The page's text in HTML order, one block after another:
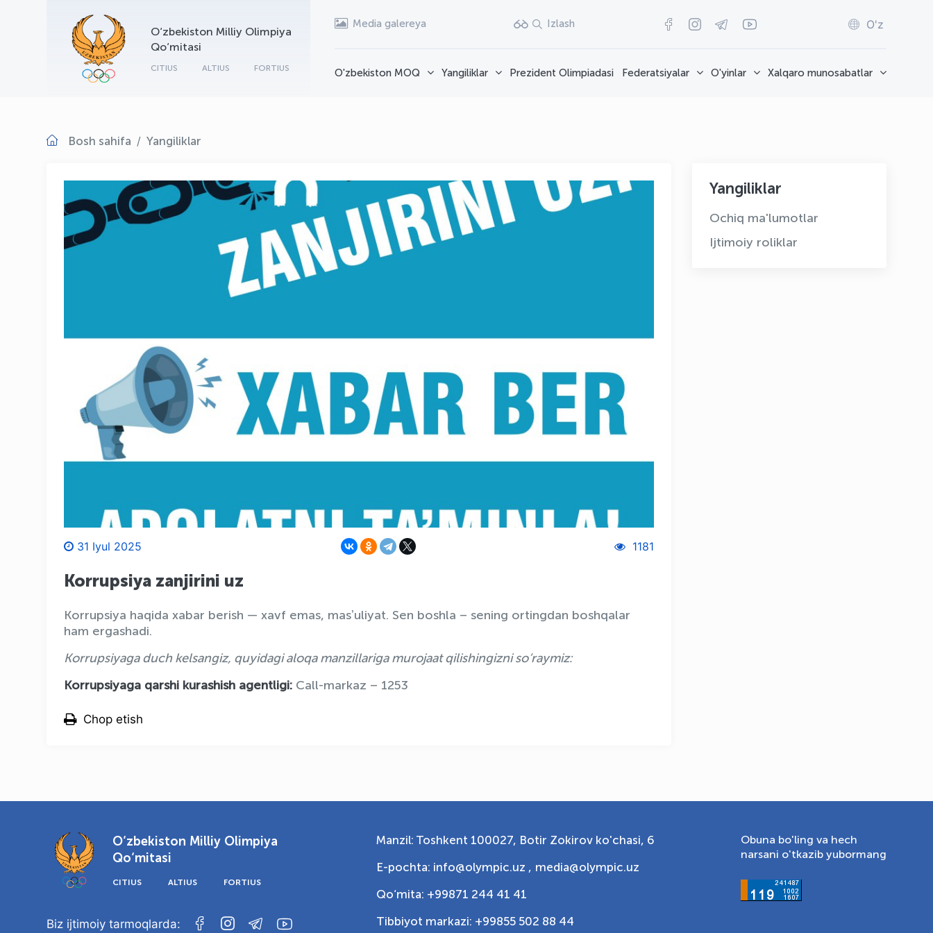
O‘zbekiston Milliy Olimpiya
Qo‘mitasi
CITIUS ALTIUS FORTIUS
Media galereya Izlash O'z
O'zbekiston MOQ Yangiliklar Prezident Olimpiadasi Federatsiyalar O'yinlar Xalqaro munosabatlar
Bosh sahifa Yangiliklar
31 Iyul 2025 1181
Korrupsiya zanjirini uz
Korrupsiya haqida xabar berish — xavf emas, masʼuliyat. Sen boshla – sening ortingdan boshqalar
ham ergashadi.
Korrupsiyaga duch kelsangiz, quyidagi aloqa manzillariga murojaat qilishingizni so‘raymiz:
Korrupsiyaga qarshi kurashish agentligi: Call-markaz – 1253
Chop etish
Yangiliklar
Ochiq ma'lumotlar
Ijtimoiy roliklar
O‘zbekiston Milliy Olimpiya
Qo‘mitasi
CITIUS ALTIUS FORTIUS
Biz ijtimoiy tarmoqlarda:
Manzil: Toshkent 100027, Botir Zokirov ko'chasi, 6
E-pochta: info@olympic.uz , media@olympic.uz
Qo‘mita: +99871 244 41 41
Tibbiyot markazi: +99855 502 88 44
Obuna bo'ling va hech
narsani o'tkazib yubormang